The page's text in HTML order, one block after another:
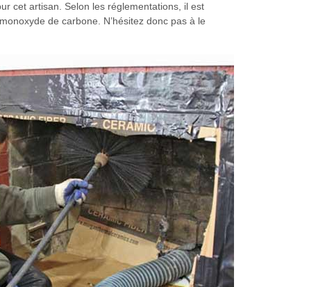
cet artisan. Selon les réglementations, il est
de carbone. N’hésitez donc pas à le